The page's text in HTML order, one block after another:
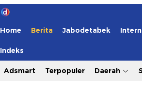
Home Berita Jabodetabek
Indeks
Adsmart Terpopuler Daerah